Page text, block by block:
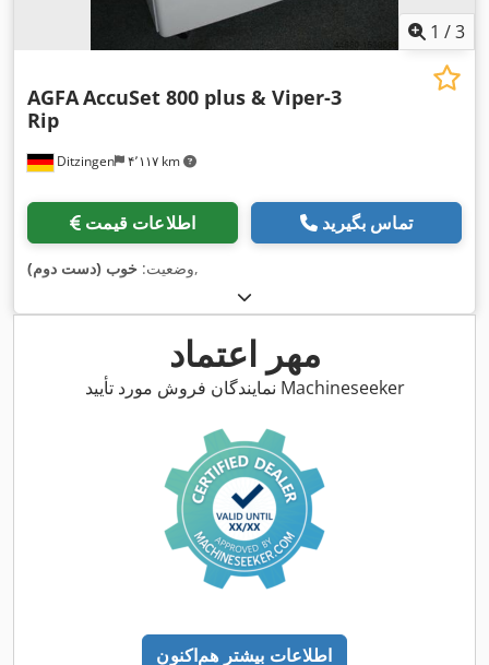
1 /3
Ditzingen ۴٬۱۱۷ km
AGFAAccuSet 800 plus & Viper-3
Rip
اطلاعات قیمت تماس بگیرید
وضعیت: خوب (دست دوم) ,
مهر اعتماد
نمایندگان فروش مورد تأیید Machineseeker
اطلاعات بیشتر هم‌اکنون